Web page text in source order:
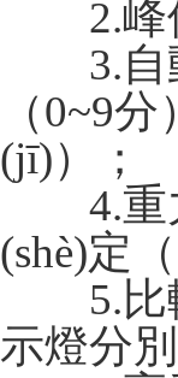
2.峰值
3.自動
（0~9
(jī)）；
4.重力
(shè)定（
5.比較
示燈分